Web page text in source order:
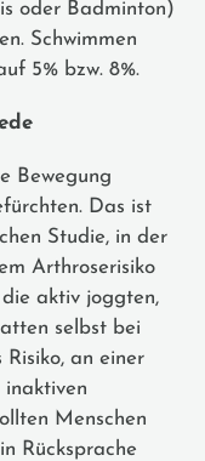
oder Badminton)
Schwimmen
5% bzw. 8%.
Bewegung
Das ist
Studie, in der
Arthroserisiko
aktiv joggten,
selbst bei
an einer
inaktiven
Menschen
Rücksprache